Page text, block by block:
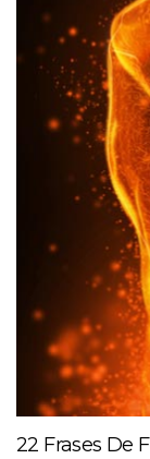
22 Frases De